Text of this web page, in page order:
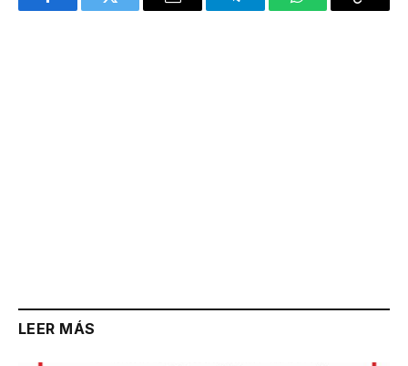
FacebookTwitter Email TelegramWhatsAppCopy
LEER MÁS